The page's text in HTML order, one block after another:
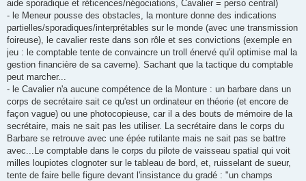
aide sporadique et réticences/négociations, Cavalier = perso central)
- le Meneur pousse des obstacles, la monture donne des indications
partielles/sporadiques/interprétables sur le monde (avec une transmission
foireuse), le cavalier reste dans son rôle et ses convictions (exemple en
jeu : le comptable tente de convaincre un troll énervé qu'il optimise mal la
gestion financière de sa caverne). Sachant que la tactique du comptable
peut marcher...
- le Cavalier n'a aucune compétence de la Monture : un barbare dans un
corps de secrétaire sait ce qu'est un ordinateur en théorie (et encore de
façon vague) ou une photocopieuse, car il a des bouts de mémoire de la
secrétaire, mais ne sait pas les utiliser. La secrétaire dans le corps du
Barbare se retrouve avec une épée rutilante mais ne sait pas se battre
avec...Le comptable dans le corps du pilote de vaisseau spatial qui voit
milles loupiotes clognoter sur le tableau de bord, et, ruisselant de sueur,
tente de faire belle figure devant l'insistance du gradé : "un champs